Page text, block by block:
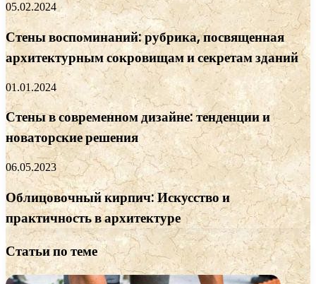
05.02.2024
Стены воспоминаний: рубрика, посвященная
архитектурным сокровищам и секретам зданий
01.01.2024
Стены в современном дизайне: тенденции и
новаторские решения
06.05.2023
Облицовочный кирпич: Искусство и
практичность в архитектуре
Статьи по теме